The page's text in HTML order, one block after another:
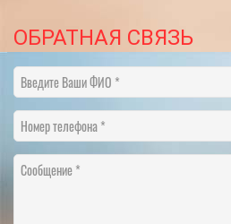
ОБРАТНАЯ СВЯЗЬ
Введите Ваши ФИО
Номер телефона
Сообщение